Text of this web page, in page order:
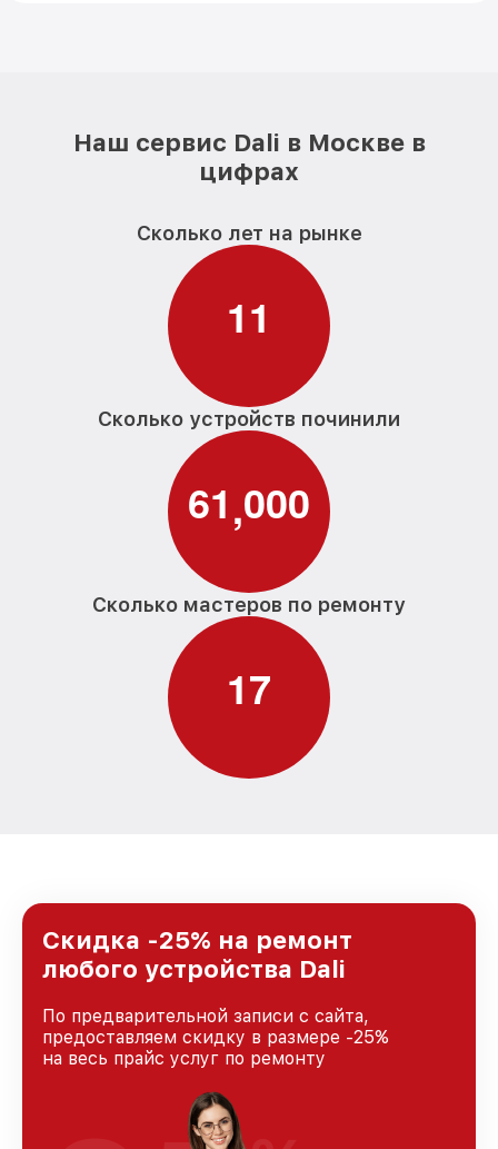
Наш сервис Dali в Москве в
цифрах
Сколько лет на рынке
11
Сколько устройств починили
61,000
Сколько мастеров по ремонту
17
Скидка -25% на ремонт
любого устройства Dali
По предварительной записи с сайта,
предоставляем скидку в размере -25%
на весь прайс услуг по ремонту